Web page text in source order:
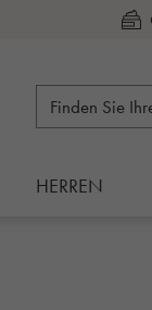
HERREN